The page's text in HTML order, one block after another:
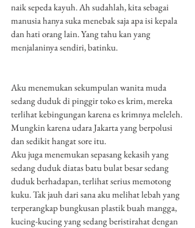
naik sepeda kayuh. Ah sudahlah, kita sebagai
manusia hanya suka menebak saja apa isi kepala
dan hati orang lain. Yang tahu kan yang
menjalaninya sendiri, batinku.
Aku menemukan sekumpulan wanita muda
sedang duduk di pinggir toko es krim, mereka
terlihat kebingungan karena es krimnya meleleh.
Mungkin karena udara Jakarta yang berpolusi
dan sedikit hangat sore itu.
Aku juga menemukan sepasang kekasih yang
sedang duduk diatas batu bulat besar sedang
duduk berhadapan, terlihat serius memotong
kuku. Tak jauh dari sana aku melihat lebah yang
terperangkap bungkusan plastik buah mangga,
kucing-kucing yang sedang beristirahat dengan